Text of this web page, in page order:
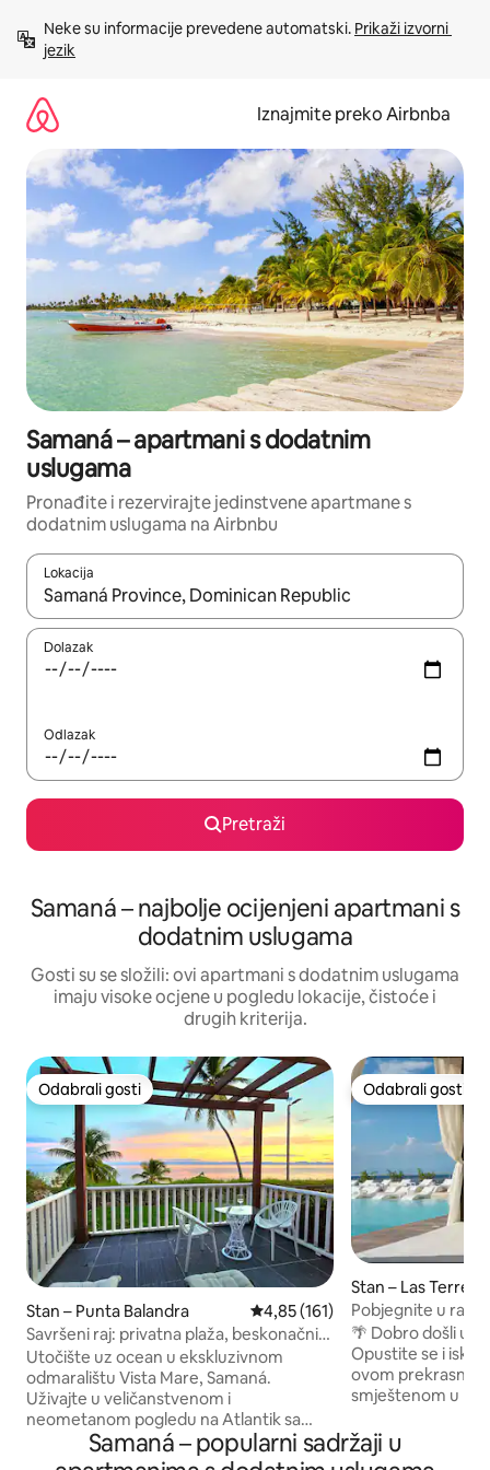
sadržaj
Neke su informacije prevedene automatski. Prikaži izvorni
jezik
Iznajmite preko Airbnba
Samaná – apartmani s dodatnim
uslugama
Pronađite i rezervirajte jedinstvene apartmane s
dodatnim uslugama na Airbnbu
Lokacija
Kada budu dostupni rezultati, moći ćete ih pregledati
Dolazak
Odlazak
Pretraži
Samaná – najbolje ocijenjeni apartmani s
dodatnim uslugama
Gosti su se složili: ovi apartmani s dodatnim uslugama
imaju visoke ocjene u pogledu lokacije, čistoće i
drugih kriterija.
Odabrali gosti
Odabrali gosti
Stan – Punta Balandra Prosječna ocjena: 4,85/5,
4,85 (161)
Savršeni raj: privatna plaža, beskonačni
bazen
Utočište uz ocean u ekskluzivnom
odmaralištu Vista Mare, Samaná.
Uživajte u veličanstvenom i
neometanom pogledu na Atlantik sa
svog privatnog balkona. Savršeno za rad
na daljinu uz brzi Starlink Wi-Fi ili za miran
Odabrali gosti
Odabrali gosti
Stan – Las
Pobjegnite u raj
Terreni
🌴 Dobro došli u
Opustite se i
ovom
smještenom u
opustiti, uživati u
nezaboravne trenutke. ✨
Samaná – popularni sadržaji u